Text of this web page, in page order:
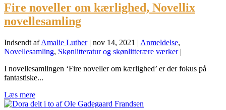
Fire noveller om kærlighed, Novellix
novellesamling
Indsendt afAmalie Luther| nov 14, 2021 | Anmeldelse,
Novellesamling, Skønlitteratur og skønlitterære værker|
I novellesamlingen ‘Fire noveller om kærlighed’ er der fokus på
fantastiske...
Læs mere